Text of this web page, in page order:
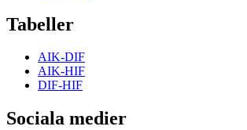
Tabeller
AIK-DIF
AIK-HIF
DIF-HIF
Sociala medier